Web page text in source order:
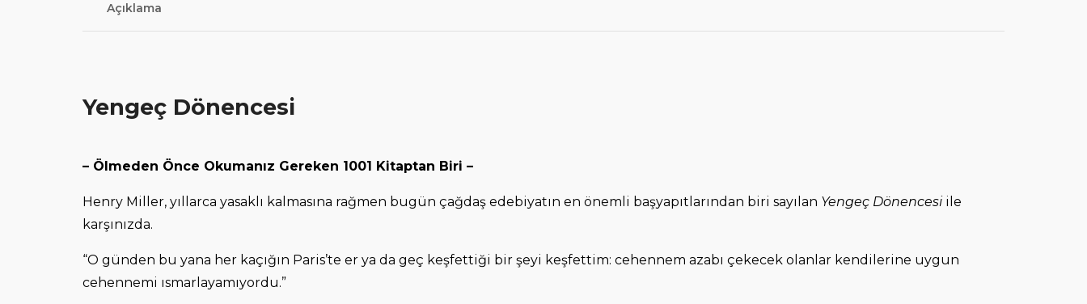
Açıklama
Yengeç Dönencesi
– Ölmeden Önce Okumanız Gereken 1001 Kitaptan Biri –
Henry Miller, yıllarca yasaklı kalmasına rağmen bugün çağdaş edebiyatın en önemli başyapıtlarından biri sayılan Yengeç Dönencesi ile
karşınızda.
“O günden bu yana her kaçığın Paris’te er ya da geç keşfettiği bir şeyi keşfettim: cehennem azabı çekecek olanlar kendilerine uygun
cehennemi ısmarlayamıyordu.”